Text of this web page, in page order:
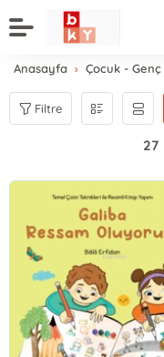
Anasayfa Çocuk - Genç
Filtre
27